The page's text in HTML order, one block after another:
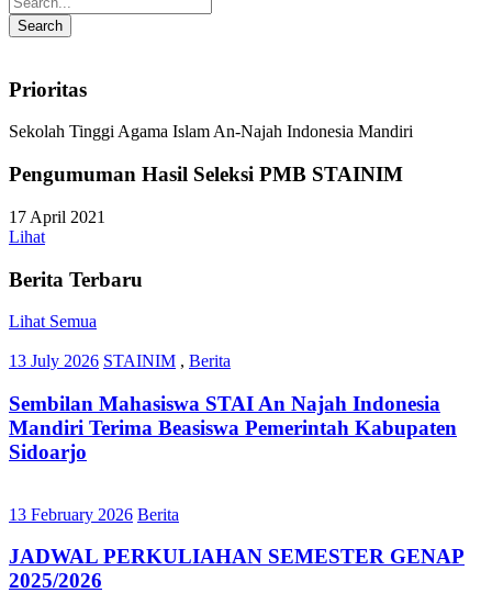
Prioritas
Sekolah Tinggi Agama Islam An-Najah Indonesia Mandiri
Pengumuman Hasil Seleksi PMB STAINIM
17 April 2021
Lihat
Berita Terbaru
Lihat Semua
13 July 2026 STAINIM , Berita
Sembilan Mahasiswa STAI An Najah Indonesia
Mandiri Terima Beasiswa Pemerintah Kabupaten
Sidoarjo
13 February 2026 Berita
JADWAL PERKULIAHAN SEMESTER GENAP
2025/2026